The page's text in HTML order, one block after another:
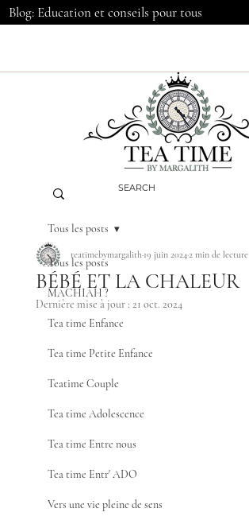
Blog: Education et conseils pour tous
Tous les posts
MACHIAH ?
Tea time Enfance
Tea time Petite Enfance
Teatime Couple
Tea time Adolescence
Tea time Entre nous
Tea time Entr' ADO
Vers une vie pleine de sens
Tous les posts
BÉBÉ ET LA CHALEUR
teatimebymargalith19 juin 20242 min de lecture
Dernière mise à jour : 21 oct. 2024